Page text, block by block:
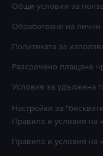
Oбщи условия за
Oбработване на лични
Политиката за
Разсрочено плащане
Условия за удължена
Настройки за
Правила и условия на
Правила и условия на